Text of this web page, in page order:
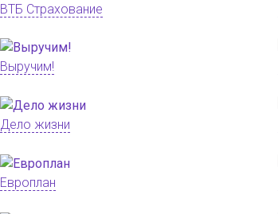
ВТБ Страхование
Выручим!
Дело жизни
Европлан